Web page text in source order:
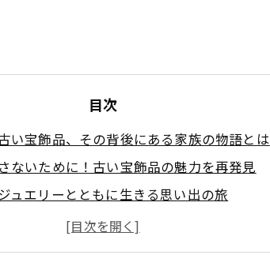
目次
い宝飾品、その背後にある家族の物語とは
ないために！古い宝飾品の魅力を再発見
ュエリーとともに生きる思い出の旅
新たな視点：古い宝飾品の真価を探る
値：譲り受けたアクセサリーの魅力